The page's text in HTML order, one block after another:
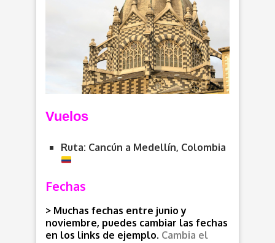
Vuelos
Ruta: Cancún a Medellín, Colombia
Fechas
> Muchas fechas entre junio y
noviembre, puedes cambiar las fechas
en los links de ejemplo. Cambia el